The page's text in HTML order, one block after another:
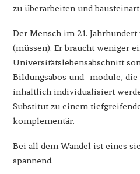
zu überarbeiten und
Der Mensch im 21.
(müssen). Er braucht weniger
Universitätslebensabschnitt
Bildungsabos und -module,
inhaltlich individualisiert
Substitut zu einem
komplementär.
Bei all dem Wandel ist eines
spannend.